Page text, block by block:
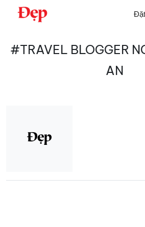
Chuyển
kiếm
#TRAVEL BLOGGER
AN